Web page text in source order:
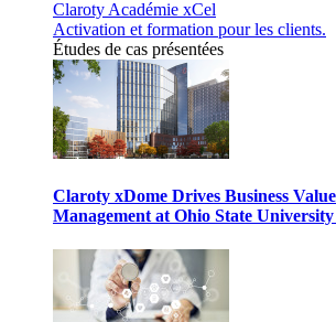
Claroty Académie xCel
Activation et formation pour les clients.
Études de cas présentées
Claroty xDome Drives Business
Management at Ohio State